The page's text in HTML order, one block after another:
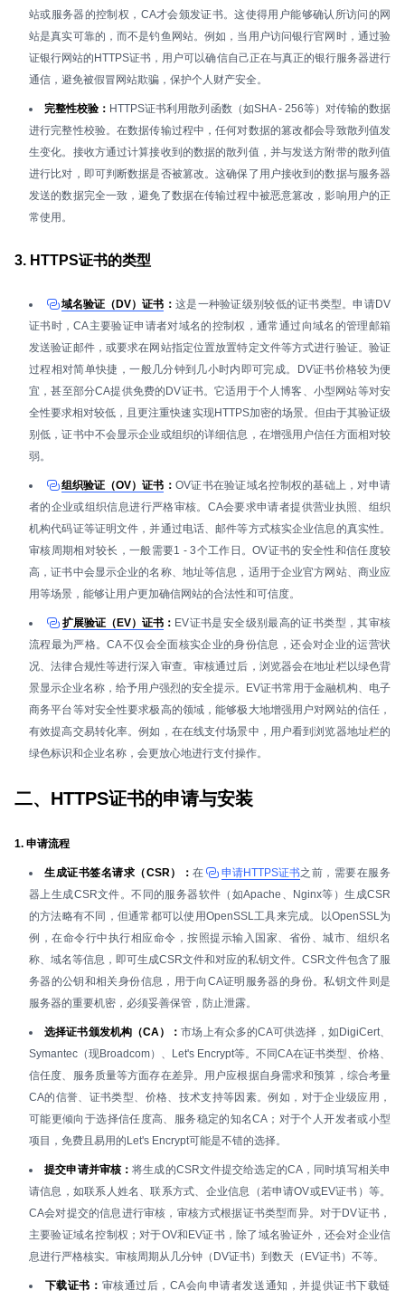
站或服务器的控制权，CA才会颁发证书。这使得用户能够确认所访问的网
站是真实可靠的，而不是钓鱼网站。例如，当用户访问银行官网时，通过验
证银行网站的HTTPS证书，用户可以确信自己正在与真正的银行服务器进行
通信，避免被假冒网站欺骗，保护个人财产安全。
完整性校验： HTTPS证书利用散列函数（如SHA - 256等）对传输的数据
进行完整性校验。在数据传输过程中，任何对数据的篡改都会导致散列值发
生变化。接收方通过计算接收到的数据的散列值，并与发送方附带的散列值
进行比对，即可判断数据是否被篡改。这确保了用户接收到的数据与服务器
发送的数据完全一致，避免了数据在传输过程中被恶意篡改，影响用户的正
常使用。
3. HTTPS证书的类型
域名验证（DV）证书 ：这是一种验证级别较低的证书类型。申请DV
证书时，CA主要验证申请者对域名的控制权，通常通过向域名的管理邮箱
发送验证邮件，或要求在网站指定位置放置特定文件等方式进行验证。验证
过程相对简单快捷，一般几分钟到几小时内即可完成。DV证书价格较为便
宜，甚至部分CA提供免费的DV证书。它适用于个人博客、小型网站等对安
全性要求相对较低，且更注重快速实现HTTPS加密的场景。但由于其验证级
别低，证书中不会显示企业或组织的详细信息，在增强用户信任方面相对较
弱。
组织验证（OV）证书 ：OV证书在验证域名控制权的基础上，对申请
者的企业或组织信息进行严格审核。CA会要求申请者提供营业执照、组织
机构代码证等证明文件，并通过电话、邮件等方式核实企业信息的真实性。
审核周期相对较长，一般需要1 - 3个工作日。OV证书的安全性和信任度较
高，证书中会显示企业的名称、地址等信息，适用于企业官方网站、商业应
用等场景，能够让用户更加确信网站的合法性和可信度。
扩展验证（EV）证书： EV证书是安全级别最高的证书类型，其审核
流程最为严格。CA不仅会全面核实企业的身份信息，还会对企业的运营状
况、法律合规性等进行深入审查。审核通过后，浏览器会在地址栏以绿色背
景显示企业名称，给予用户强烈的安全提示。EV证书常用于金融机构、电子
商务平台等对安全性要求极高的领域，能够极大地增强用户对网站的信任，
有效提高交易转化率。例如，在在线支付场景中，用户看到浏览器地址栏的
绿色标识和企业名称，会更放心地进行支付操作。
二、HTTPS证书的申请与安装
1. 申请流程
生成证书签名请求（CSR）：在 申请HTTPS证书之前，需要在服务
器上生成CSR文件。不同的服务器软件（如Apache、Nginx等）生成CSR
的方法略有不同，但通常都可以使用OpenSSL工具来完成。以OpenSSL为
例，在命令行中执行相应命令，按照提示输入国家、省份、城市、组织名
称、域名等信息，即可生成CSR文件和对应的私钥文件。CSR文件包含了服
务器的公钥和相关身份信息，用于向CA证明服务器的身份。私钥文件则是
服务器的重要机密，必须妥善保管，防止泄露。
选择证书颁发机构（CA）：市场上有众多的CA可供选择，如DigiCert、
Symantec（现Broadcom）、Let's Encrypt等。不同CA在证书类型、价格、
信任度、服务质量等方面存在差异。用户应根据自身需求和预算，综合考量
CA的信誉、证书类型、价格、技术支持等因素。例如，对于企业级应用，
可能更倾向于选择信任度高、服务稳定的知名CA；对于个人开发者或小型
项目，免费且易用的Let's Encrypt可能是不错的选择。
提交申请并审核：将生成的CSR文件提交给选定的CA，同时填写相关申
请信息，如联系人姓名、联系方式、企业信息（若申请OV或EV证书）等。
CA会对提交的信息进行审核，审核方式根据证书类型而异。对于DV证书，
主要验证域名控制权；对于OV和EV证书，除了域名验证外，还会对企业信
息进行严格核实。审核周期从几分钟（DV证书）到数天（EV证书）不等。
下载证书： 审核通过后，CA会向申请者发送通知，并提供证书下载链